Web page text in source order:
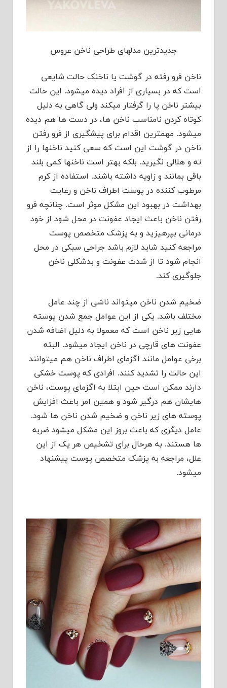
جدیدترین مدلهای طراحی ناخن عروس
ناخن فرو رفته در گوشت یا ناخنک حالت شایعی
است که در بسیاری از افراد دیده می‏شود. این حالت
بیشتر ناخن پا را گرفتار می‏کند ولی گاهی به دلیل
کوتاه کردن نامناسب ناخن‏ ها، در دست ‏ها هم دیده
می‏شود. مهمترین اقدام برای پیشگیری از فرو رفتن
ناخن در گوشت این است که سعی کنید ناخن‏ها را از
ته و هلالی نگیرید. بلکه بهتر است ناخن‏ها کمی بلند
باقی بمانند و زاویه داشته باشند. استفاده از کرم
مرطوب‏‏ کننده در پوست اطراف ناخن و رعایت
بهداشت در بهبود این مشکل موثر است. چنانچه فرو
رفتن ناخن باعث ایجاد عفونت در محل شود از خود
درمانی بپرهیزید و به پزشک متخصص پوست
مراجعه کنید شاید لازم باشد جراحی سبکی در محل
انجام شود تا از شدت عفونت و بدشکلی ناخن
جلوگیری کند.
ضخیم شدن ناخن می‏تواند ناشی از چند عامل
مختلف باشد. یکی از این عوامل جمع شدن پوسته
‏هایی زیر ناخن است که معمولا به دلیل اضافه شدن
عفونت ‏های قارچی در ناخن ایجاد می‏شود. البته
برخی عوامل مانند اگزمای اطراف ناخن هم می‏توانند
این حالت را تشدید ‏کنند. افرادی که پوست خشکی
دارند ممکن است حین ابتلا به اگزمای پوست، ناخن‏
هایشان هم درگیر شود و همین امر باعث افزایش
پوسته‏ های زیر ناخن و ضخیم شدن ناخن‏ ها شود.
عامل دیگری که باعث بروز این مشکل می‏شود ضربه‏
ها هستند. به هرحال برای تشخیص هر یک از این
علل، مراجعه به پزشک متخصص پوست پیشنهاد
می‏شود.